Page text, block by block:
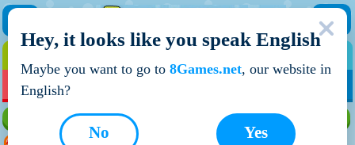
НОВІ ІГРИ
Hey, it looks like you speak English
Maybe you want to go to 8Games.net, our website in
English?
Yes
No